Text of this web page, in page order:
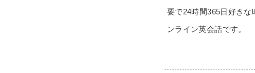
要で24時間365日好きな
ンライン英会話です。